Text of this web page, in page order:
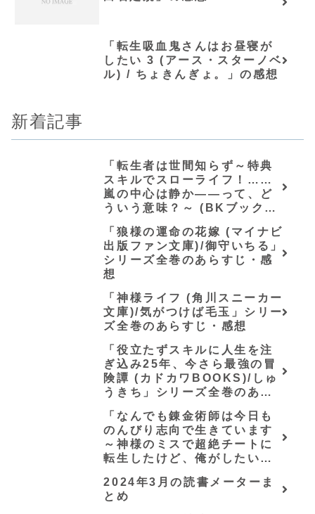
「転生吸血鬼さんはお昼寝が
したい 3 (アース・スターノベ
ル) / ちょきんぎょ。」の感想
新着記事
「転生者は世間知らず～特典
スキルでスローライフ！……
嵐の中心は静か――って、ど
ういう意味？～ (BKブック
らすじ・感想
「狼様の運命の花嫁 (マイナビ
出版ファン文庫)/御守いちる」
シリーズ全巻のあらすじ・感
想
「神様ライフ (角川スニーカー
文庫)/気がつけば毛玉」シリー
ズ全巻のあらすじ・感想
「役立たずスキルに人生を注
ぎ込み25年、今さら最強の冒
険譚 (カドカワBOOKS)/しゅ
うきち」シリーズ全巻のあら
「なんでも錬金術師は今日も
のんびり志向で生きています
～神様のミスで超絶チートに
転生したけど、俺がしたいの
会の立上げです～（グラスト
ノベルス） (グラスト
2024年3月の読書メーターま
とめ